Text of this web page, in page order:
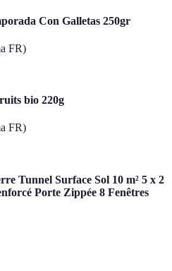
Con Galletas 250gr
FR)
bio 220g
FR)
Tunnel Surface Sol 10 m² 5 x 2
Porte Zippée 8 Fenêtres